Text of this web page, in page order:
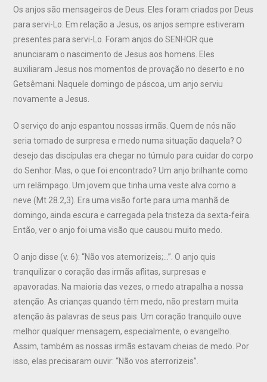
Os anjos são mensageiros de Deus. Eles foram criados por Deus
para servi-Lo. Em relação a Jesus, os anjos sempre estiveram
presentes para servi-Lo. Foram anjos do SENHOR que
anunciaram o nascimento de Jesus aos homens. Eles
auxiliaram Jesus nos momentos de provação no deserto e no
Getsêmani. Naquele domingo de páscoa, um anjo serviu
novamente a Jesus.
O serviço do anjo espantou nossas irmãs. Quem de nós não
seria tomado de surpresa e medo numa situação daquela? O
desejo das discípulas era chegar no túmulo para cuidar do corpo
do Senhor. Mas, o que foi encontrado? Um anjo brilhante como
um relâmpago. Um jovem que tinha uma veste alva como a
neve (Mt 28.2,3). Era uma visão forte para uma manhã de
domingo, ainda escura e carregada pela tristeza da sexta-feira.
Então, ver o anjo foi uma visão que causou muito medo.
O anjo disse (v. 6): “Não vos atemorizeis;…”. O anjo quis
tranquilizar o coração das irmãs aflitas, surpresas e
apavoradas. Na maioria das vezes, o medo atrapalha a nossa
atenção. As crianças quando têm medo, não prestam muita
atenção às palavras de seus pais. Um coração tranquilo ouve
melhor qualquer mensagem, especialmente, o evangelho.
Assim, também as nossas irmãs estavam cheias de medo. Por
isso, elas precisaram ouvir: “Não vos aterrorizeis”.